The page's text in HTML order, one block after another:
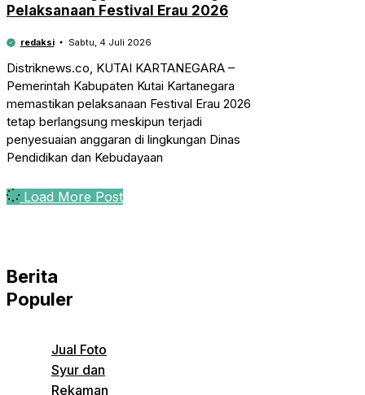
Pelaksanaan Festival Erau 2026
redaksi Sabtu, 4 Juli 2026
Distriknews.co, KUTAI KARTANEGARA –
Pemerintah Kabupaten Kutai Kartanegara
memastikan pelaksanaan Festival Erau 2026
tetap berlangsung meskipun terjadi
penyesuaian anggaran di lingkungan Dinas
Pendidikan dan Kebudayaan
Load More Post
Berita
Populer
Jual Foto
Syur dan
Rekaman